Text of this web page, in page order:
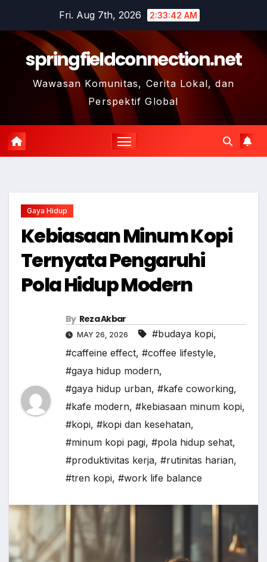
content
Fri. Aug 7th, 2026 2:33:43 AM
springfieldconnection.net
Wawasan Komunitas, Cerita Lokal, dan
Perspektif Global
Gaya Hidup
Kebiasaan Minum Kopi
Ternyata Pengaruhi
Pola Hidup Modern
By Reza Akbar
MAY 26, 2026 #budaya kopi,
#caffeine effect, #coffee lifestyle,
#gaya hidup modern,
#gaya hidup urban, #kafe coworking,
#kafe modern, #kebiasaan minum kopi,
#kopi, #kopi dan kesehatan,
#minum kopi pagi, #pola hidup sehat,
#produktivitas kerja, #rutinitas harian,
#tren kopi, #work life balance